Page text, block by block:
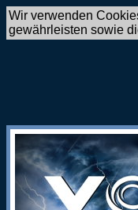
Wir verwenden
gewährleisten sowie